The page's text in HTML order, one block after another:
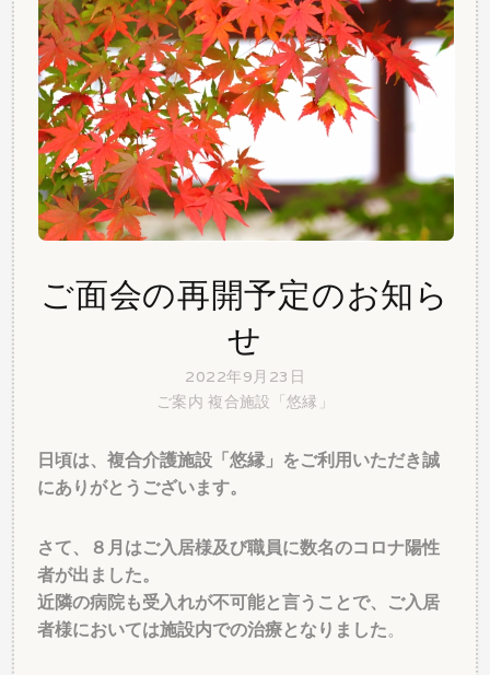
ご面会の再開予定のお知ら
せ
2022年9月23日
ご案内 複合施設「悠縁」
日頃は、複合介護施設「悠縁」をご利用いただき誠
にありがとうございます。
さて、８月はご入居様及び職員に数名のコロナ陽性
者が出ました。
近隣の病院も受入れが不可能と言うことで、ご入居
者様においては施設内での治療となりました。